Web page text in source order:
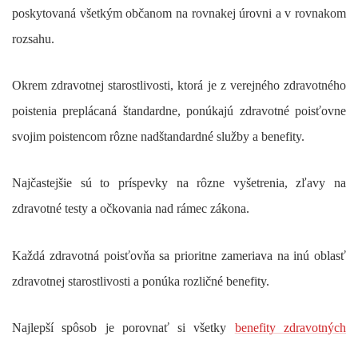
poskytovaná všetkým občanom na rovnakej úrovni a v rovnakom
rozsahu.
Okrem zdravotnej starostlivosti, ktorá je z verejného zdravotného
poistenia preplácaná štandardne, ponúkajú zdravotné poisťovne
svojim poistencom rôzne nadštandardné služby a benefity.
Najčastejšie sú to príspevky na rôzne vyšetrenia, zľavy na
zdravotné testy a očkovania nad rámec zákona.
Každá zdravotná poisťovňa sa prioritne zameriava na inú oblasť
zdravotnej starostlivosti a ponúka rozličné benefity.
Najlepší spôsob je porovnať si všetky benefity zdravotných